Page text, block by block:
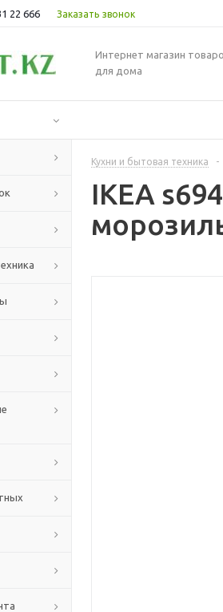
22 666 Заказать звонок
Интернет магазин
для дома
Кухни и бытовая техника -
IKEA